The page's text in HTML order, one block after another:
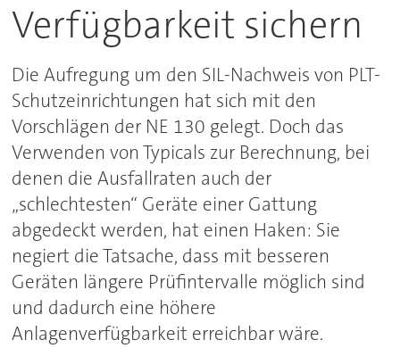
Verfügbarkeit sichern
Die Aufregung um den SIL-Nachweis von PLT-
Schutzeinrichtungen hat sich mit den
Vorschlägen der NE 130 gelegt. Doch das
Verwenden von Typicals zur Berechnung, bei
denen die Ausfallraten auch der
„schlechtesten“ Geräte einer Gattung
abgedeckt werden, hat einen Haken: Sie
negiert die Tatsache, dass mit besseren
Geräten längere Prüfintervalle möglich sind
und dadurch eine höhere
Anlagenverfügbarkeit erreichbar wäre.